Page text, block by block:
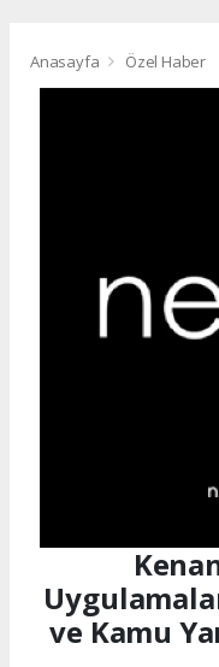
Anasayfa Özel Haber
ve Kamu